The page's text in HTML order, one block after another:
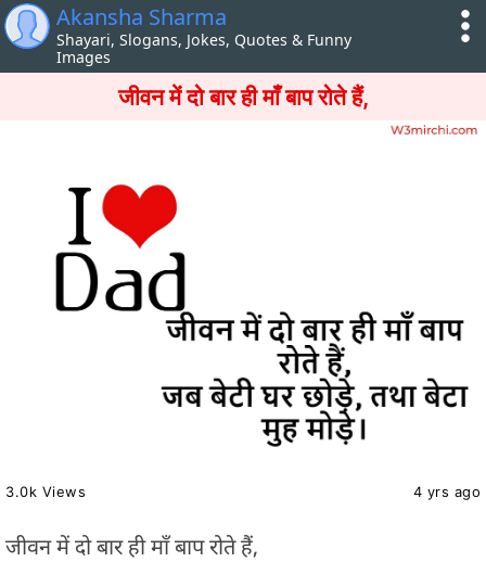
Akansha Sharma
Shayari, Slogans, Jokes, Quotes & Funny
Images
जीवन में दो बार ही माँ बाप रोते हैं,
3.0k Views 4 yrs ago
जीवन में दो बार ही माँ बाप रोते हैं,